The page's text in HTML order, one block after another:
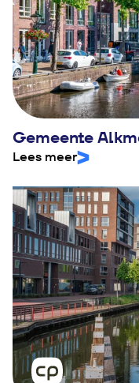
Gemeente
Lees meer